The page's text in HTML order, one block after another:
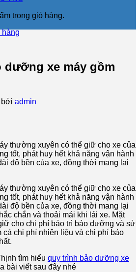
trong giỏ hàng.
hàng
dưỡng xe máy gồm
bởi admin
thường xuyên có thể giữ cho xe của
tốt, phát huy hết khả năng vận hành
độ bền của xe, đồng thời mang lại
thường xuyên có thể giữ cho xe của
tốt, phát huy hết khả năng vận hành
độ bền của xe, đồng thời mang lại
chắn và thoải mái khi lái xe. Mặt
cho chi phí bảo trì bảo dưỡng và sử
cả chi phí nhiên liệu và chi phí bảo
tìm hiểu quy trình bảo dưỡng xe
bài viết sau đây nhé